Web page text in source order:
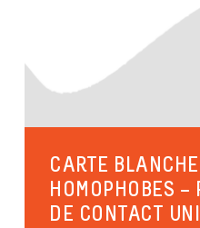
CARTE
HOMOPHOBES –
DE CONTACT